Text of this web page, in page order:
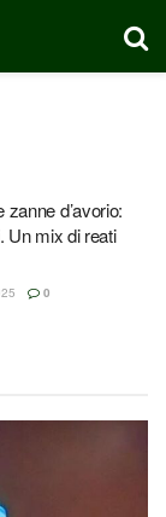
d’avorio:
Un mix di reati
0